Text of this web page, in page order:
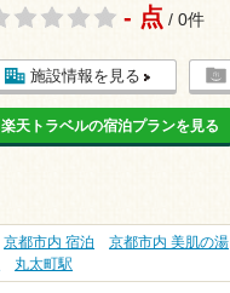
- 点 / 0件
施設情報を見る
楽天トラベルの宿泊プランを見る
京都市内 宿泊 京都市内 美肌の湯
丸太町駅